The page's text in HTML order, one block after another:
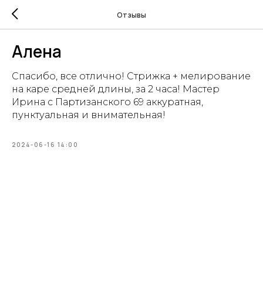
Отзывы
Алена
Спасибо, все отлично! Стрижка + мелирование
на каре средней длины, за 2 часа! Мастер
Ирина с Партизанского 69 аккуратная,
пунктуальная и внимательная!
2024-06-16 14:00